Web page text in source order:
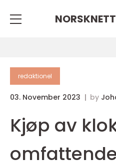
redaktionel
03. November 2023 by
Kjøp av